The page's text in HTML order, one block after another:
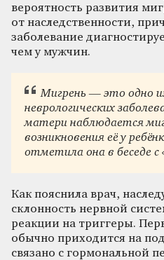
вероятность развития
от наследственности,
заболевание
чем у мужчин.
Мигрень — это одно
неврологических
матери наблюдается
возникновения её у
отметила она в беседе с
Как пояснила врач,
склонность нервной
реакции на триггеры.
обычно приходится на
связано с гормональной